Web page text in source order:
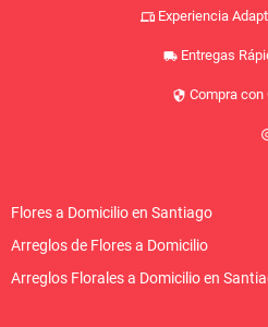
devices Experiencia
local_shipping Entregas
security Compra con
Flores a Domicilio en Santiago
Arreglos de Flores a Domicilio
Arreglos Florales a Domicilio en